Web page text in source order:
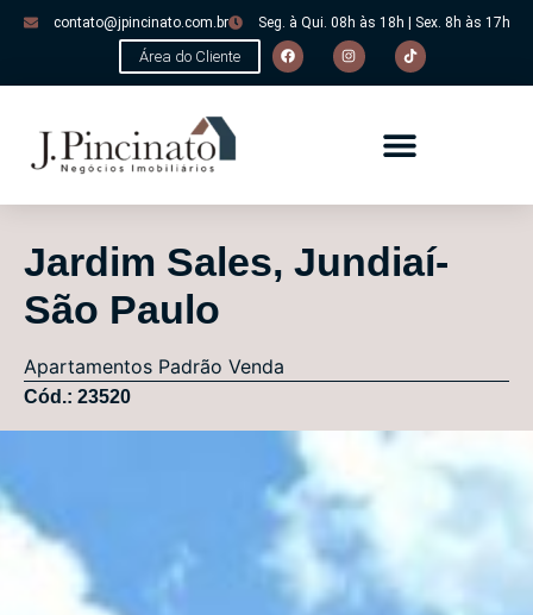
contato@jpincinato.com.br Seg. à Qui. 08h às 18h | Sex. 8h às 17h
Área do Cliente
Jardim Sales, Jundiaí-
São Paulo
Apartamentos Padrão Venda
Cód.: 23520